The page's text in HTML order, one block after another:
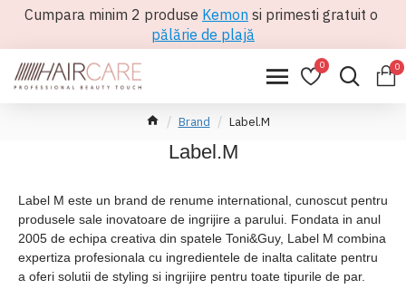
Cumpara minim 2 produse Kemon si primesti gratuit o
pălărie de plajă
0 0
Brand Label.M
Label.M
Label M este un brand de renume international, cunoscut pentru
produsele sale inovatoare de ingrijire a parului. Fondata in anul
2005 de echipa creativa din spatele Toni&Guy, Label M combina
expertiza profesionala cu ingredientele de inalta calitate pentru
a oferi solutii de styling si ingrijire pentru toate tipurile de par.